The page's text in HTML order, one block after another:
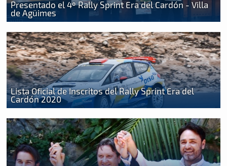
Presentado el 4º Rally Sprint Era del Cardón - Villa
de Agüimes
Lista Oficial de Inscritos del Rally Sprint Era del
Cardón 2020